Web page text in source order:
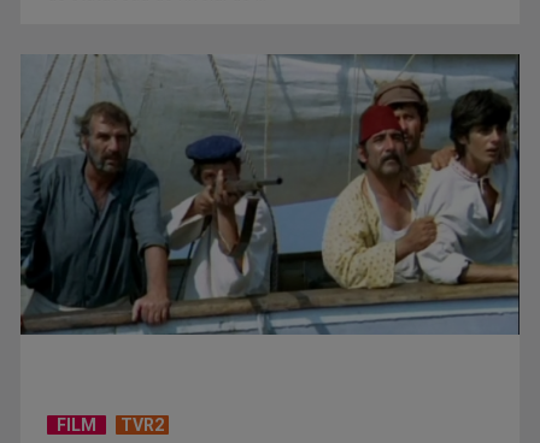
Horoscopul zilei de 17 iulie
FILM TVR2